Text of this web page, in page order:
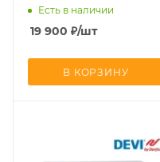
Есть в наличии
19 900 ₽/шт
В КОРЗИНУ